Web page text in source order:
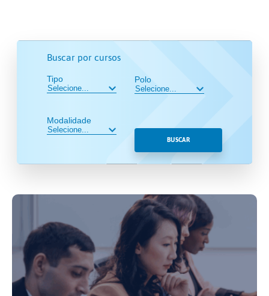
Buscar por cursos
Tipo
Modalidade
Polo
BUSCAR